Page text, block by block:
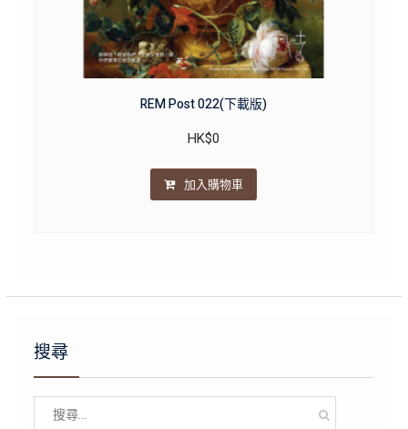
REM Post 022(下載版)
HK$0
加入購物車
搜尋
Search